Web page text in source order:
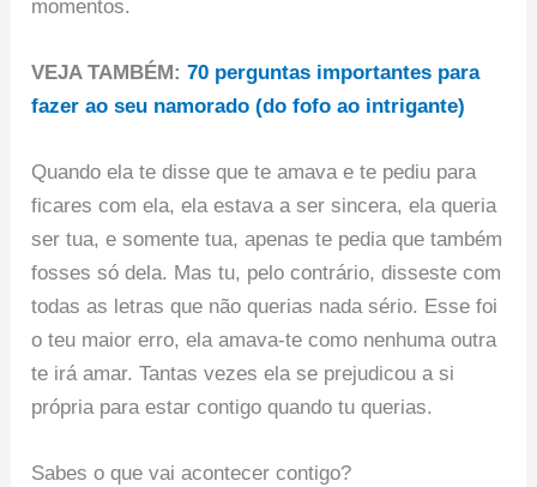
momentos.
VEJA TAMBÉM: 70 perguntas importantes para
fazer ao seu namorado (do fofo ao intrigante)
Quando ela te disse que te amava e te pediu para
ficares com ela, ela estava a ser sincera, ela queria
ser tua, e somente tua, apenas te pedia que também
fosses só dela. Mas tu, pelo contrário, disseste com
todas as letras que não querias nada sério. Esse foi
o teu maior erro, ela amava-te como nenhuma outra
te irá amar. Tantas vezes ela se prejudicou a si
própria para estar contigo quando tu querias.
Sabes o que vai acontecer contigo?